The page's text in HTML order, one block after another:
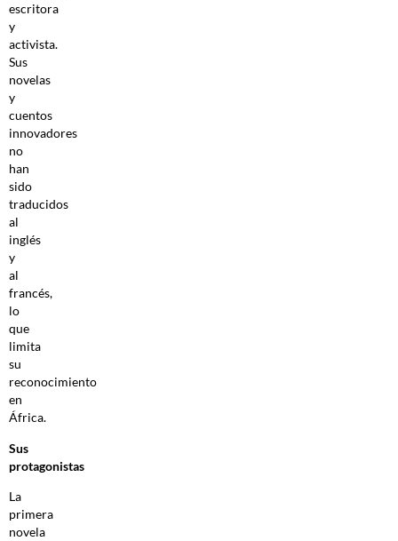
escritora
y
activista.
Sus
novelas
y
cuentos
innovadores
no
han
sido
traducidos
al
inglés
y
al
francés,
lo
que
limita
su
reconocimiento
en
África.
Sus
protagonistas
La
primera
novela